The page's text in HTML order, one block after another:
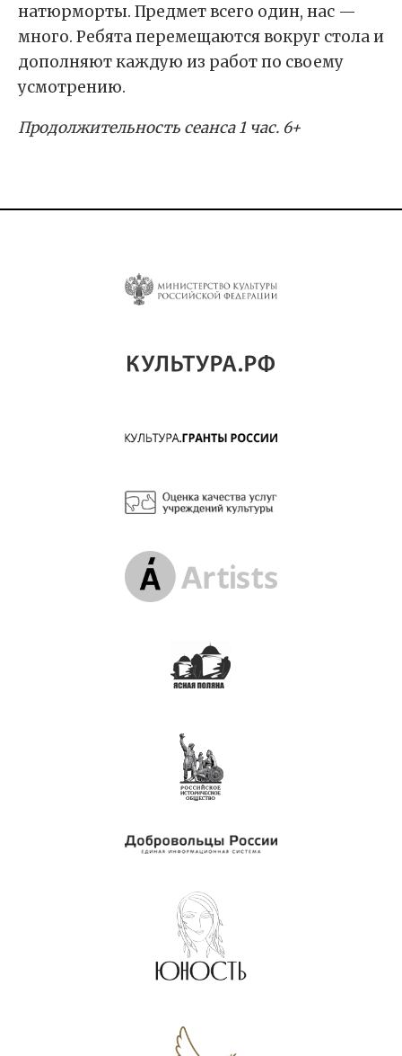
натюрморты. Предмет всего один, нас —
много. Ребята перемещаются вокруг стола и
дополняют каждую из работ по своему
усмотрению.
Продолжительность сеанса 1 час. 6+